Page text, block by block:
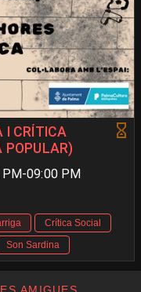
I CRÍTICA
POPULAR)
PM-09:00 PM
Crítica Social
Son Sardina